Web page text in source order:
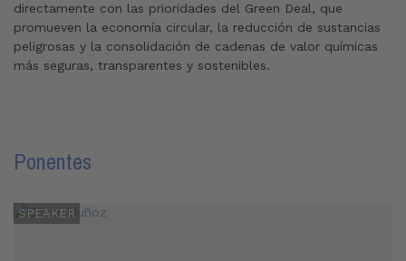
directamente con las prioridades del Green Deal, que
promueven la economía circular, la reducción de sustancias
peligrosas y la consolidación de cadenas de valor químicas
más seguras, transparentes y sostenibles.
Ponentes
SPEAKER